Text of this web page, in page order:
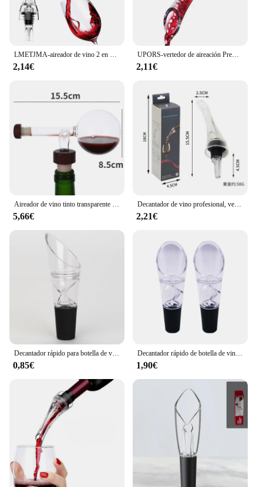
2,14€
UPORS-vertedor de aireación Premium para vino tinto, tapón decantador, dispensador de boquilla de botella
2,11€
5,66€
Decantador de vino profesional, vertedor con filtro y Base, dispensador aireador de whisky y vino rápido para Navidad
2,21€
Decantador rápido para botella de vino tinto blanco, tapón superior, embudo de volcado, aireador, vertedor, boquilla decantadora de aireación Premium, 1 ud.
0,85€
Decantador rápido de botella de vino tinto blanco, tapón superior, embudo de vertido, aireador, vertedor, Caño decantador de aireación Premium
1,90€